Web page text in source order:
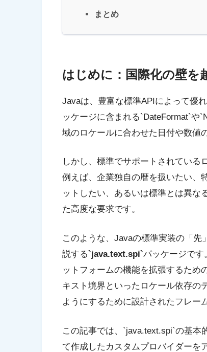
まとめ
はじめに：国際化の壁を
Javaは、豊富な標準APIによって優
ッケージに含まれる`DateFormat`や
域のロケールに合わせた日付や数値
しかし、標準でサポートされている
例えば、企業独自の暦を扱いたい、
ットしたい、あるいは標準とは異な
た高度な要求です。
このような、Javaの標準実装の「
説する`java.text.spi`パッケージです
ットフォームの機能を拡張するため
キスト境界といったロケール依存の
ようにするために設計されたフレー
この記事では、`java.text.spi`の基本
て作成したカスタムプロバイダーを